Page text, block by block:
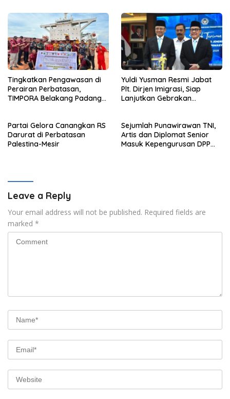
Tingkatkan Pengawasan di
Perairan Perbatasan,
TIMPORA Belakang Padang
Yuldi Yusman Resmi Jabat
Plt. Dirjen Imigrasi, Siap
Lanjutkan Gebrakan
Partai Gelora Canangkan RS
Darurat di Perbatasan
Palestina-Mesir
Sejumlah Punawirawan TNI,
Artis dan Diplomat Senior
Masuk Kepengurusan DPP
Leave a Reply
Your email address will not be published. Required fields are
marked *